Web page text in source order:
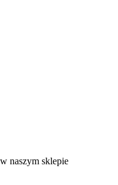
naszym sklepie